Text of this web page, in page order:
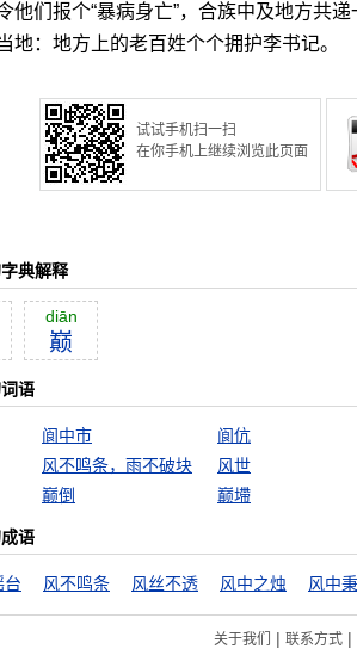
他们报个“暴病身亡”，合族中及地方共递
地：地方上的老百姓个个拥护李书记。
试试手机扫一扫
在你手机上继续浏览此页面
典解释
diān
巅
语
阆中市
阆伉
风不鸣条，雨不破块
风世
巅倒 巅墆
语
台 风不鸣条 风丝不透 风中之烛 风中
关于我们 | 联系方式|